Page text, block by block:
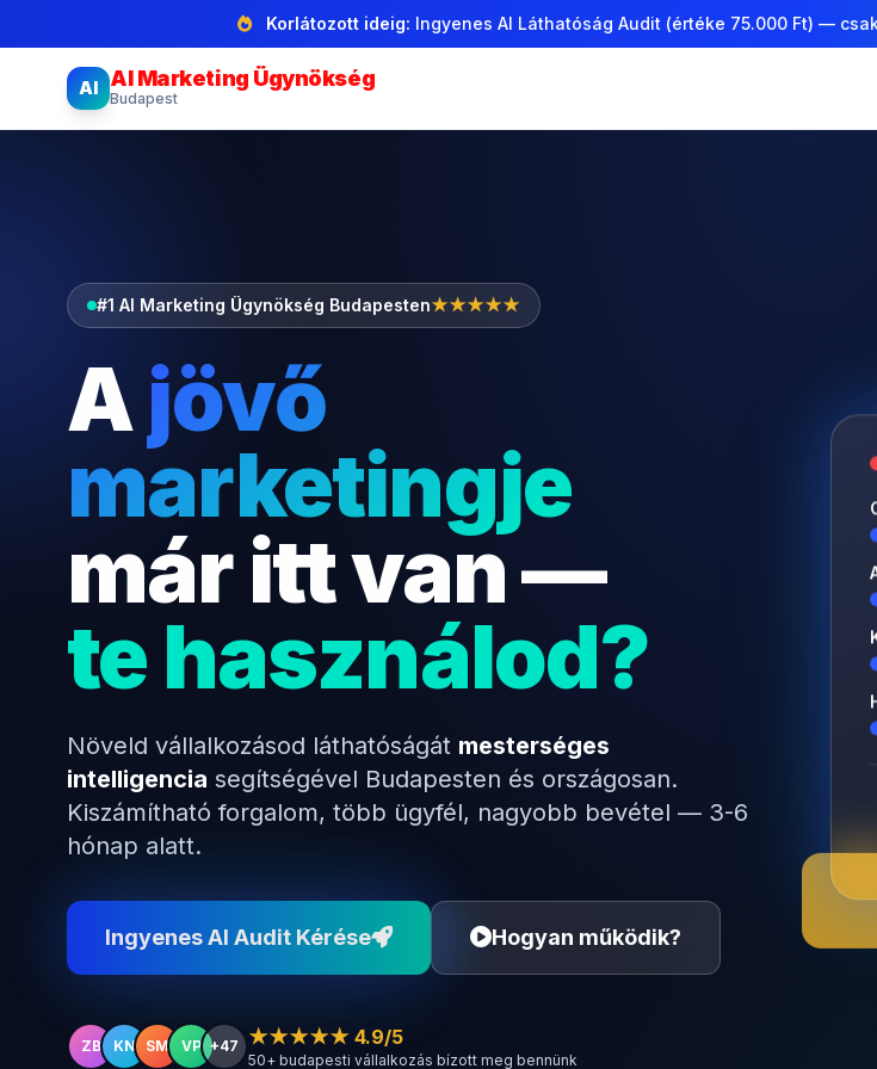
Korlátozott ideig: Ingyenes AI Láthatóság Audit (értéke 75.000 Ft) —
AI AI Marketing Ügynökség
Budapest
#1 AI Marketing Ügynökség Budapesten★★★★★
Ajövő
marketingje
már itt van —
te használod?
Növeld vállalkozásod láthatóságát mesterséges
intelligencia segítségével Budapesten és országosan.
Kiszámítható forgalom, több ügyfél, nagyobb bevétel — 3-6
hónap alatt.
Ingyenes AI Audit Kérése Hogyan működik?
ZB KN SM VP +47 ★★★★★ 4.9/5
50+ budapesti vállalkozás bízott meg bennünk